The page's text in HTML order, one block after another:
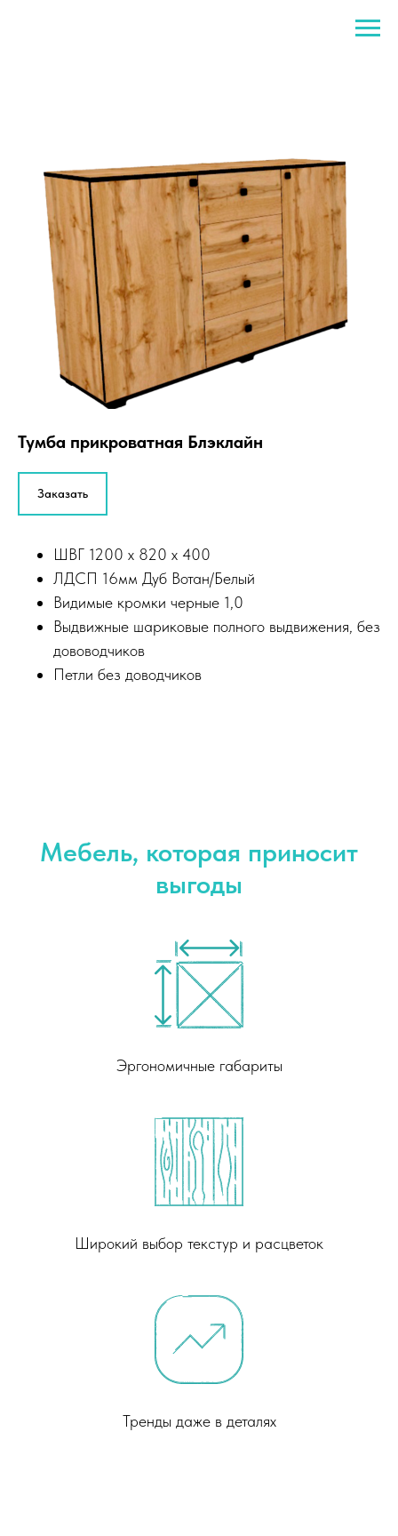
Тумба прикроватная Блэклайн
Заказать
ШВГ 1200 х 820 х 400
ЛДСП 16мм Дуб Вотан/Белый
Видимые кромки черные 1,0
Выдвижные шариковые полного выдвижения, без
дововодчиков
Петли без доводчиков
Мебель, которая приносит
выгоды
Эргономичные габариты
Широкий выбор текстур и расцветок
Тренды даже в деталях